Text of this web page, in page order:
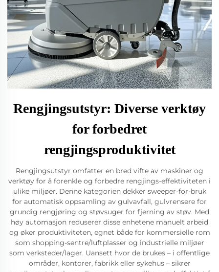
Rengjingsutstyr: Diverse verktøy
for forbedret
rengjingsproduktivitet
Rengjingsutstyr omfatter en bred vifte av maskiner og
verktøy for å forenkle og forbedre rengjings-effektiviteten i
ulike miljøer. Denne kategorien dekker sweeper-for-bruk
for automatisk oppsamling av gulvavfall, gulvrensere for
grundig rengjøring og støvsuger for fjerning av støv. Med
høy automasjon reduserer disse enhetene manuelt arbeid
og øker produktiviteten, egnet både for kommersielle rom
som shopping-sentre/luftplasser og industrielle miljøer
som verksteder/lager. Uansett hvor de brukes – i offentlige
områder, kontorer, fabrikk eller sykehus – sikrer